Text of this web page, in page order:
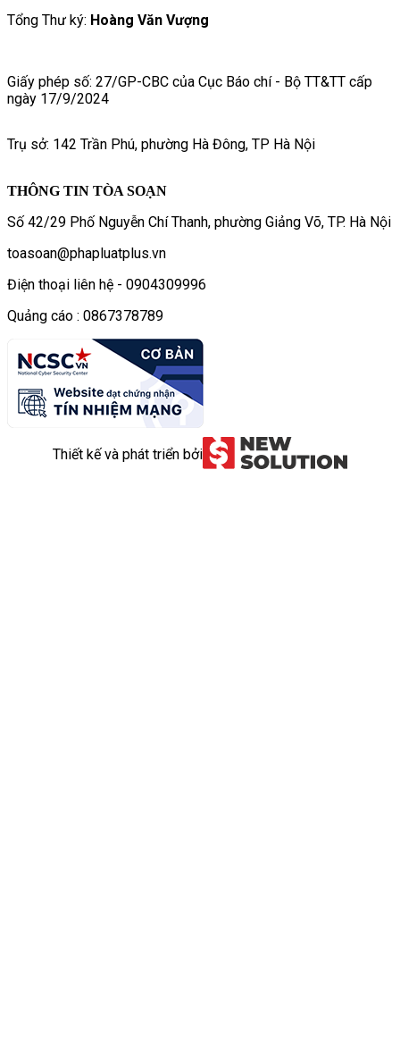
Tổng Thư ký: Hoàng Văn Vượng
Giấy phép số: 27/GP-CBC của Cục Báo chí - Bộ TT&TT cấp
ngày 17/9/2024
Trụ sở: 142 Trần Phú, phường Hà Đông, TP Hà Nội
THÔNG TIN TÒA SOẠN
Số 42/29 Phố Nguyễn Chí Thanh, phường Giảng Võ, TP. Hà Nội
toasoan@phapluatplus.vn
Điện thoại liên hệ - 0904309996
Quảng cáo : 0867378789
Thiết kế và phát triển bởi